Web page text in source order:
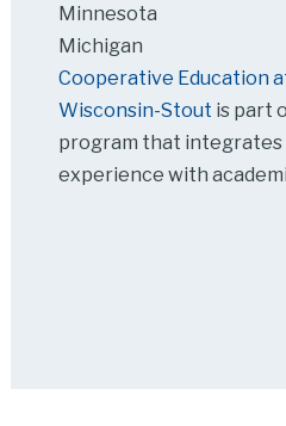
Minnesota
Michigan
Cooperative Education
Wisconsin-Stout is part
program that
experience with